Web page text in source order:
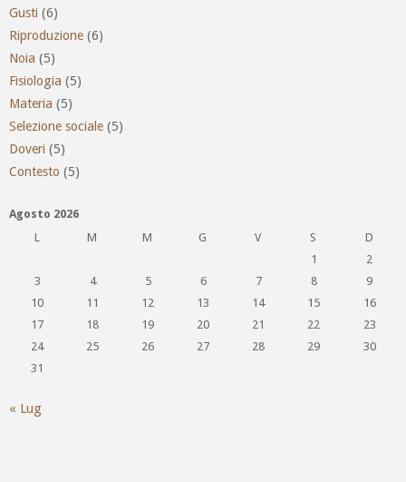
Gusti (6)
Riproduzione (6)
Noia (5)
Fisiologia (5)
Materia (5)
Selezione sociale (5)
Doveri (5)
Contesto (5)
Agosto 2026
L
M M G V S
D
1
2
3
4 5 6 7 8
9
10
11 12 13 14 15
16
17
18 19 20 21 22
23
24
25 26 27 28 29
30
31
« Lug